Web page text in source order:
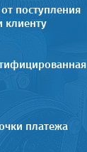
поступления
клиенту
платежа